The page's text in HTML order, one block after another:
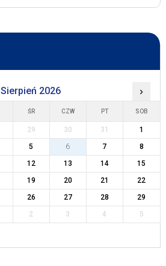
Sierpień 2026 ›
ŚR CZW PT SOB
29 30 31
1
5 6 7
8
12 13 14
15
19 20 21
22
26 27 28
29
2 3 4 5